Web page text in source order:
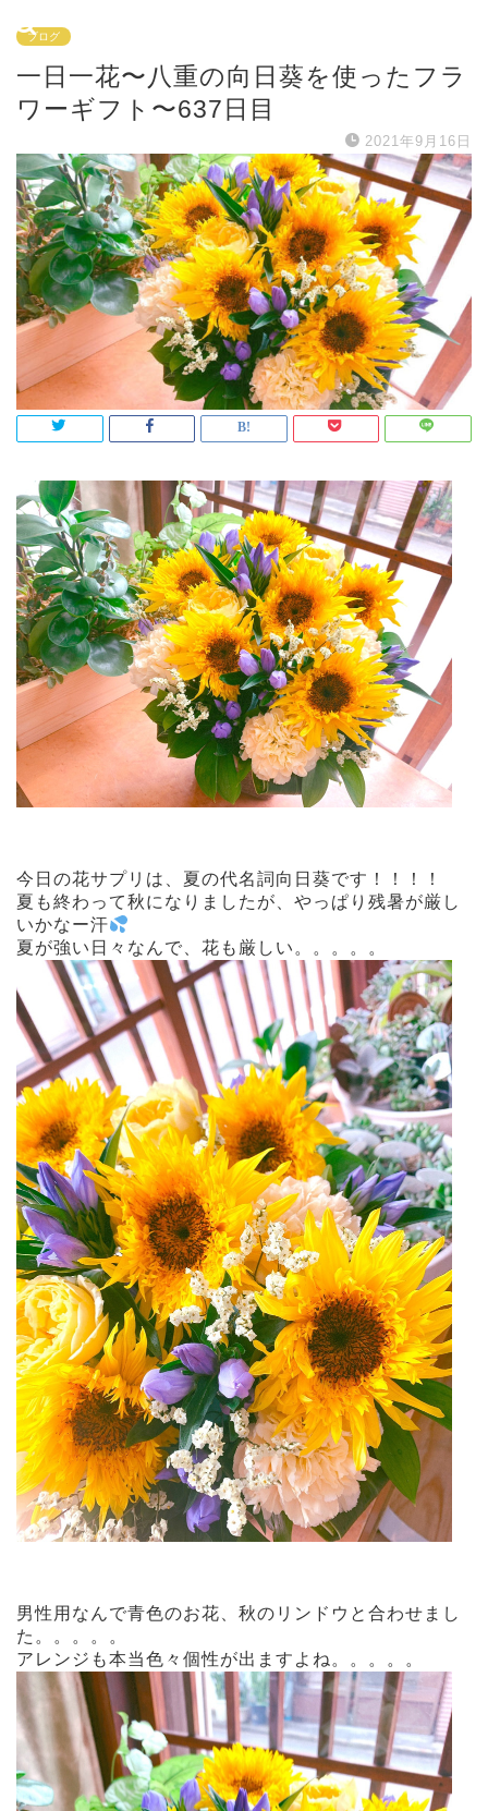
ブログ
一日一花〜八重の向日葵を使ったフラ
ワーギフト〜637日目
2021年9月16日
今日の花サプリは、夏の代名詞向日葵です！！！！
夏も終わって秋になりましたが、やっぱり残暑が厳し
いかなー汗
夏が強い日々なんで、花も厳しい。。。。。
男性用なんで青色のお花、秋のリンドウと合わせまし
た。。。。。
アレンジも本当色々個性が出ますよね。。。。。